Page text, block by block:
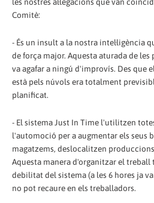
Comitè:
- És un insult a la nostra intel·ligència
de força major. Aquesta aturada de
va agafar a ningú d'improvís. Des que
està pels núvols era totalment
planificat.
- El sistema Just In Time l'utilitzen
l'automoció per a augmentar els seus
magatzems, deslocalitzen
Aquesta manera d'organitzar el
debilitat del sistema (a les 6 hores ja
no pot recaure en els treballadors.